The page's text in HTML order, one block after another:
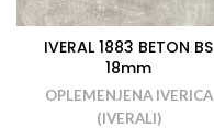
IVERAL 1883 BETON BS
18mm
OPLEMENJENA IVERICA
(IVERALI)